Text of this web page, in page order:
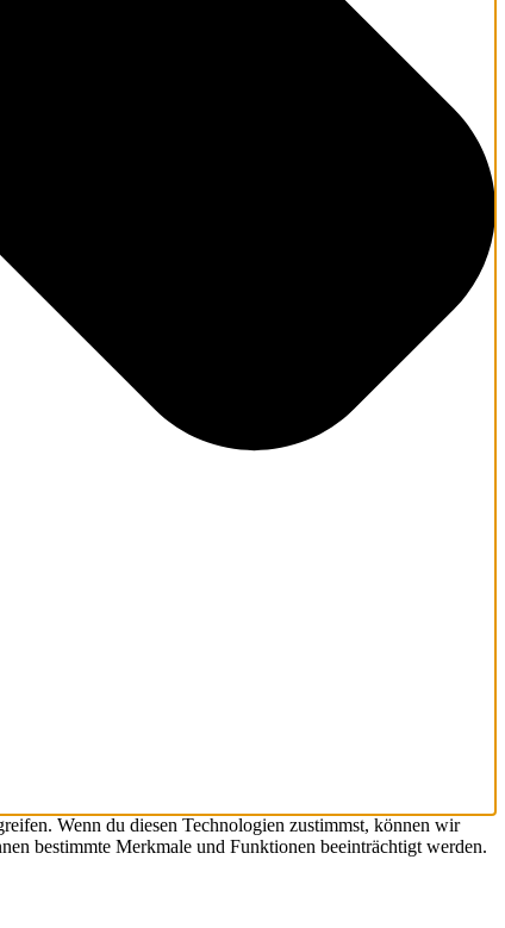
Wenn du diesen Technologien zustimmst, können wir
bestimmte Merkmale und Funktionen beeinträchtigt werden.